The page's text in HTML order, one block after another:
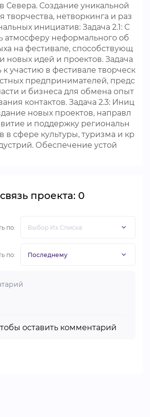
Севера. Создание уникальной
творчества, нетворкинга и раз
инициатив: Задача 2.1: С
атмосферу неформального об
на фестивале, способствующ
новых идей и проектов. Задача
к участию в фестивале творческ
предпринимателей, предс
и бизнеса для обмена опыт
контактов. Задача 2.3: Иниц
новых проектов, направл
и поддержку региональн
в сфере культуры, туризма и кр
Обеспечение устой
проекта: 0
по:
по:
оставить комментарий